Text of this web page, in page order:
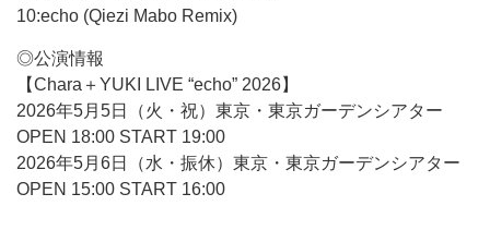
10:echo (Qiezi Mabo Remix)
◎公演情報
【Chara＋YUKI LIVE “echo” 2026】
2026年5月5日（火・祝）東京・東京ガーデンシアター
OPEN 18:00 START 19:00
2026年5月6日（水・振休）東京・東京ガーデンシアター
OPEN 15:00 START 16:00